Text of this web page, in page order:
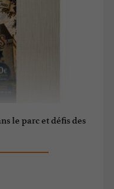
le parc et défis des